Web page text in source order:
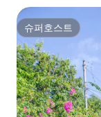
슈퍼호스트
슈퍼호스트